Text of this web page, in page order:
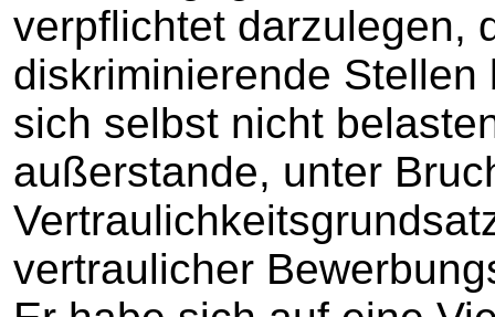
verpflichtet darzulegen,
diskriminierende
sich selbst nicht
außerstande, unter
vertraulicher